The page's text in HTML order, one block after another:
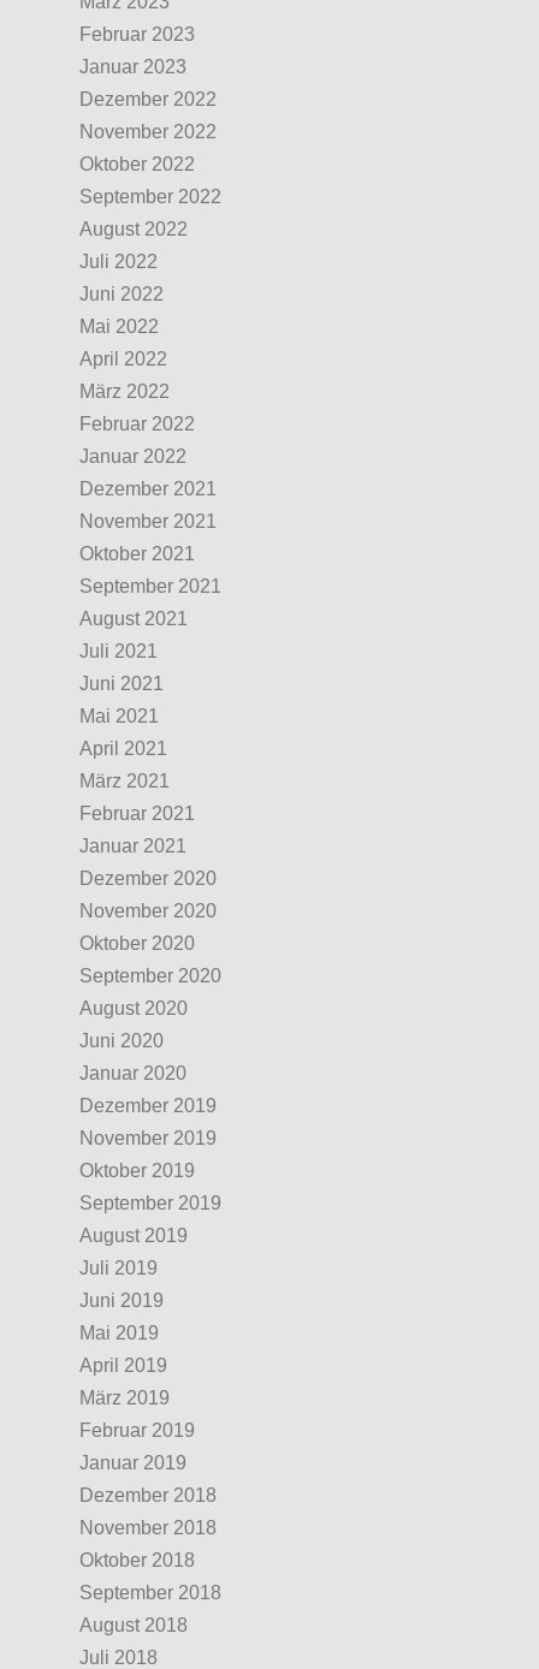
Februar 2023
Januar 2023
Dezember 2022
November 2022
Oktober 2022
September 2022
August 2022
Juli 2022
Juni 2022
Mai 2022
April 2022
März 2022
Februar 2022
Januar 2022
Dezember 2021
November 2021
Oktober 2021
September 2021
August 2021
Juli 2021
Juni 2021
Mai 2021
April 2021
März 2021
Februar 2021
Januar 2021
Dezember 2020
November 2020
Oktober 2020
September 2020
August 2020
Juni 2020
Januar 2020
Dezember 2019
November 2019
Oktober 2019
September 2019
August 2019
Juli 2019
Juni 2019
Mai 2019
April 2019
März 2019
Februar 2019
Januar 2019
Dezember 2018
November 2018
Oktober 2018
September 2018
August 2018
Juli 2018